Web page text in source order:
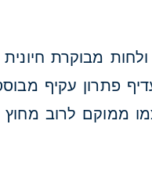
מבוקרת חיונית
פתרון עקיף
ממוקם לרוב